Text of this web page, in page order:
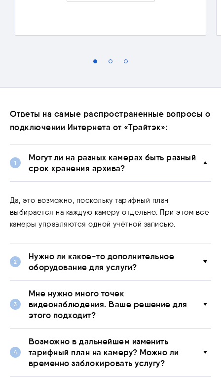
Ответы на самые распространенные вопросы о
подключении Интернета от «Трайтэк»:
Могут ли на разных камерах быть разный
срок хранения архива?
Да, это возможно, поскольку тарифный план
выбирается на каждую камеру отдельно. При этом все
камеры управляются одной учётной записью.
Нужно ли какое-то дополнительное
оборудование для услуги?
Мне нужно много точек
видеонаблюдения. Ваше решение для
этого подходит?
Возможно в дальнейшем изменить
тарифный план на камеру? Можно ли
временно заблокировать услугу?